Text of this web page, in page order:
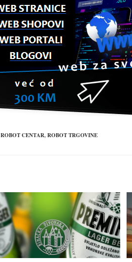
ROBOT CENTAR,ROBOT TRGOVINE